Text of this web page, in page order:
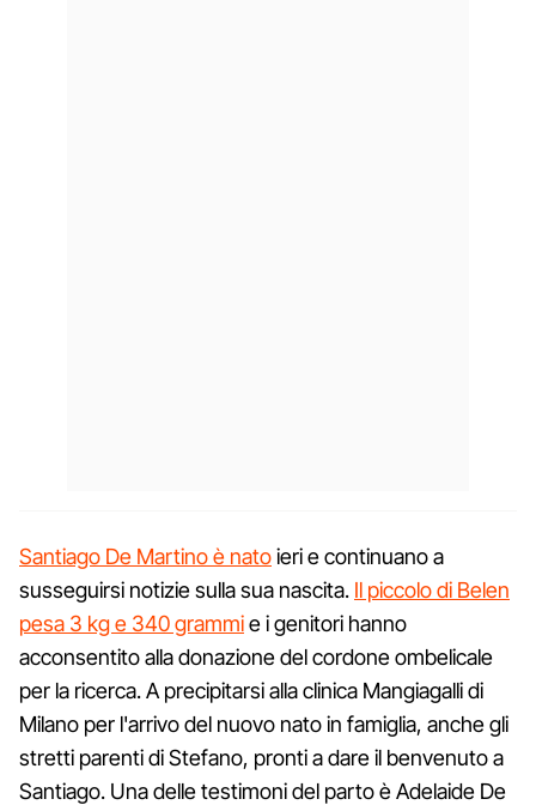
Santiago De Martino è natoieri e continuano a
susseguirsi notizie sulla sua nascita. Il piccolo di Belen
pesa 3 kg e 340 grammie i genitori hanno
acconsentito alla donazione del cordone ombelicale
per la ricerca. A precipitarsi alla clinica Mangiagalli di
Milano per l'arrivo del nuovo nato in famiglia, anche gli
stretti parenti di Stefano, pronti a dare il benvenuto a
Santiago. Una delle testimoni del parto è Adelaide De